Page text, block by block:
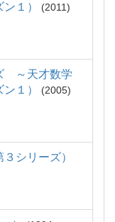
１）
2011
～天才数学
１）
2005
シリーズ）